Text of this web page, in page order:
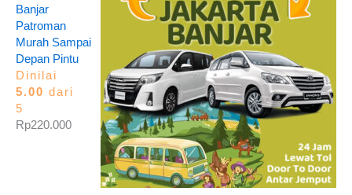
Banjar
Patroman
Murah Sampai
Depan Pintu
Dinilai
5.00 dari
5
Rp220.000